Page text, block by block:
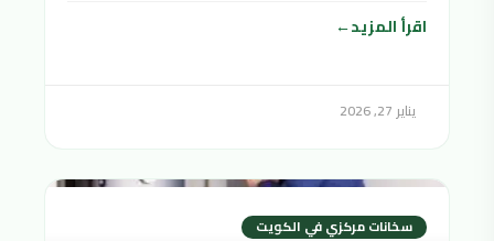
اقرأ المزيد
يناير 27, 2026
سخانات مركزي في الكويت